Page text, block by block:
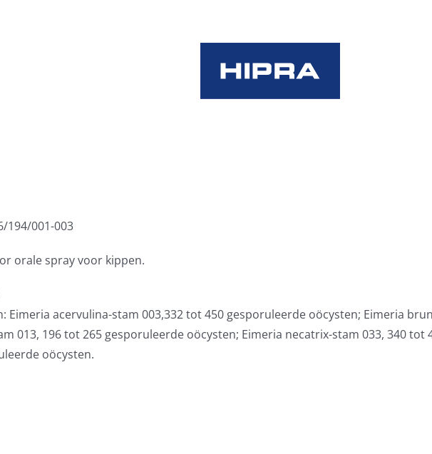
194/001-003
orale spray voor kippen.
Eimeria acervulina-stam 003,332 tot 450 gesporuleerde oöcysten; Eimeria
013, 196 tot 265 gesporuleerde oöcysten; Eimeria necatrix-stam 033, 340
oöcysten.